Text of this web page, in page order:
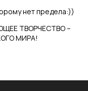
нет предела:))
ТВОРЧЕСТВО –
МИРА!